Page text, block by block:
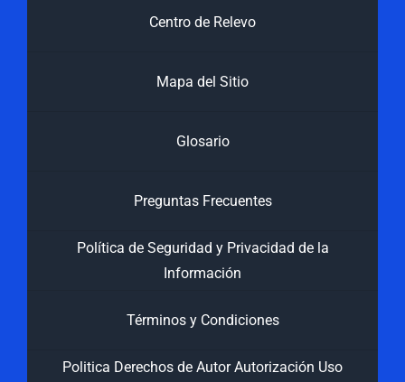
Centro de Relevo
Mapa del Sitio
Glosario
Preguntas Frecuentes
Política de Seguridad y Privacidad de la
Información
Términos y Condiciones
Politica Derechos de Autor Autorización Uso